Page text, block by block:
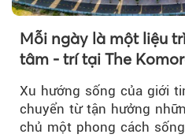
Mỗi ngày là một liệu
tâm - trí tại The
Xu hướng sống của giới
chuyển từ tận hưởng
chủ một phong cách